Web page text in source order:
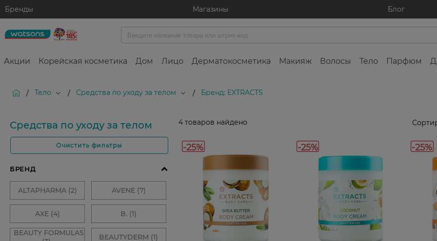
Бренды Магазины Блог
Акции Корейская косметика Дом Лицо Дерматокосметика Макияж Волосы Тело Парфюм
/ Тело / Средства по уходу за телом / Бренд: EXTRACTS
Средства по уходу за телом
Очистить фильтры
4 товаров найдено
-25% -25% -25%